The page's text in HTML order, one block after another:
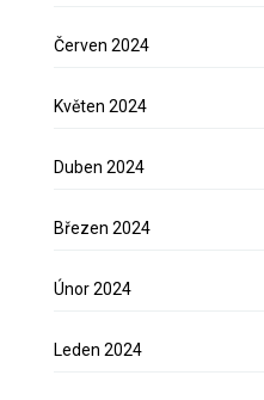
Červen 2024
Květen 2024
Duben 2024
Březen 2024
Únor 2024
Leden 2024